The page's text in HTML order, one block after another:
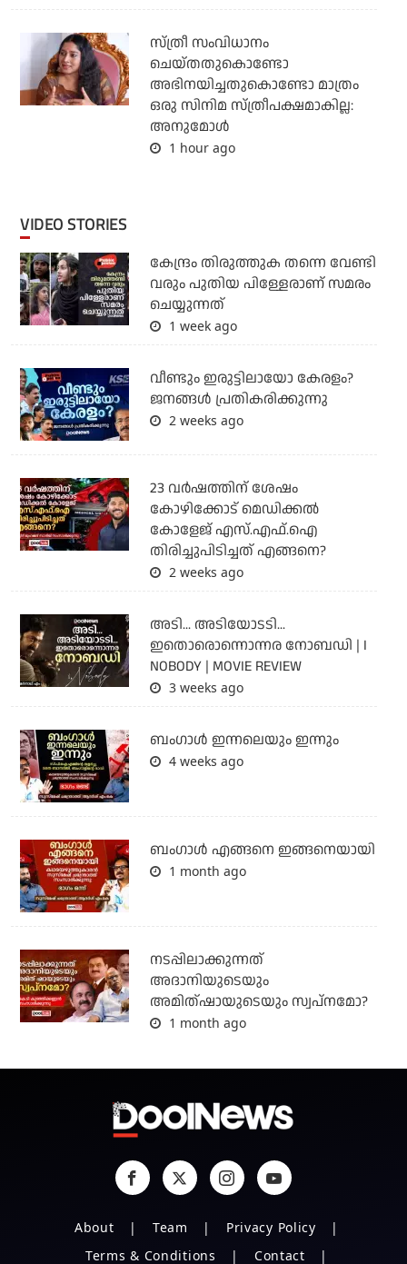
സ്ത്രീ സംവിധാനം
ചെയ്തതുകൊണ്ടോ
അഭിനയിച്ചതുകൊണ്ടോ മാത്രം
ഒരു സിനിമ സ്ത്രീപക്ഷമാകില്ല:
അനുമോൾ
1 hour ago
VIDEO STORIES
കേന്ദ്രം തിരുത്തുക തന്നെ വേണ്ടി
വരും പുതിയ പിള്ളേരാണ് സമരം
ചെയ്യുന്നത്
1 week ago
വീണ്ടും ഇരുട്ടിലായോ കേരളം?
ജനങ്ങൾ പ്രതികരിക്കുന്നു
2 weeks ago
23 വർഷത്തിന് ശേഷം
കോഴിക്കോട് മെഡിക്കൽ
കോളേജ് എസ്.എഫ്.ഐ
തിരിച്ചുപിടിച്ചത് എങ്ങനെ?
2 weeks ago
അടി... അടിയോടടി...
ഇതൊരൊന്നൊന്നര നോബഡി | I
NOBODY | MOVIE REVIEW
3 weeks ago
ബംഗാള്‍ ഇന്നലെയും ഇന്നും
4 weeks ago
ബം​ഗാൾ എങ്ങനെ ഇങ്ങനെയായി
1 month ago
നടപ്പിലാക്കുന്നത്
അദാനിയുടെയും
അമിത്ഷായുടെയും സ്വപ്നമോ?
1 month ago
About Team
Privacy Policy
Terms & Conditions
Contact